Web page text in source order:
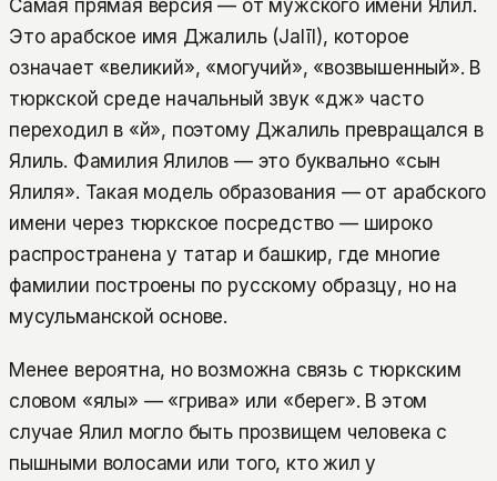
Самая прямая версия — от мужского имени Ялил.
Это арабское имя Джалиль (Jalīl), которое
означает «великий», «могучий», «возвышенный». В
тюркской среде начальный звук «дж» часто
переходил в «й», поэтому Джалиль превращался в
Ялиль. Фамилия Ялилов — это буквально «сын
Ялиля». Такая модель образования — от арабского
имени через тюркское посредство — широко
распространена у татар и башкир, где многие
фамилии построены по русскому образцу, но на
мусульманской основе.
Менее вероятна, но возможна связь с тюркским
словом «ялы» — «грива» или «берег». В этом
случае Ялил могло быть прозвищем человека с
пышными волосами или того, кто жил у